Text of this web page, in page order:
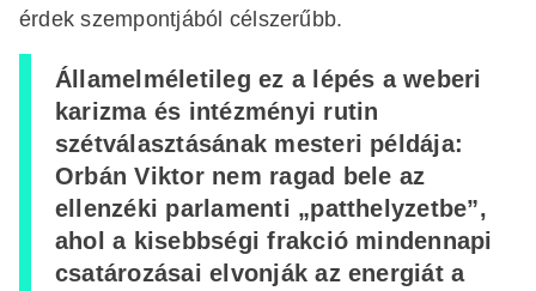
érdek szempontjából célszerűbb.
Államelméletileg ez a lépés a weberi
karizma és intézményi rutin
szétválasztásának mesteri példája:
Orbán Viktor nem ragad bele az
ellenzéki parlamenti „patthelyzetbe”,
ahol a kisebbségi frakció mindennapi
csatározásai elvonják az energiát a